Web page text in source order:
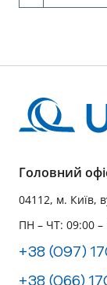
Головний
04112, м. Київ,
ПН – ЧТ: 09:00 –
+38 (097)
+38 (066)